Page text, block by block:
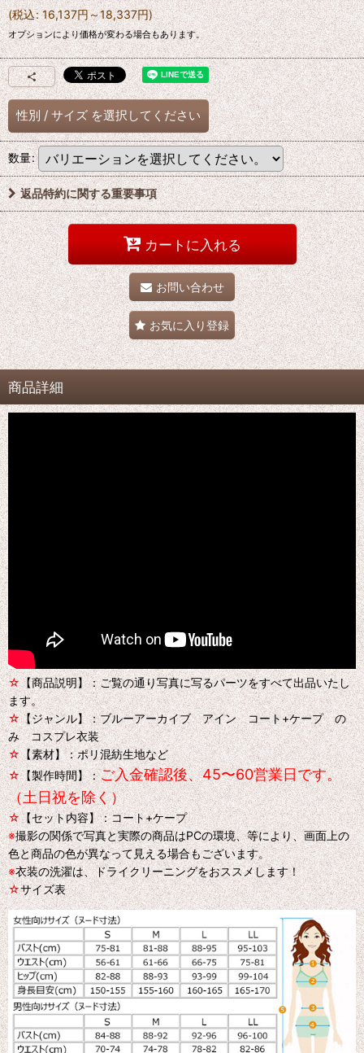
(税込: 16,137円～18,337円)
オプションにより価格が変わる場合もあります。
性別 / サイズ を選択してください
数量:
返品特約に関する重要事項
カートに入れる
お問い合わせ
お気に入り登録
商品詳細
☆【商品説明】：ご覧の通り写真に写るパーツをすべて出品いたし
ます。
☆【ジャンル】：ブルーアーカイブ アイン コート+ケープ の
み コスプレ衣装
☆【素材】：ポリ混紡生地など
☆【製作時間】：ご入金確認後、45〜60営業日です。
（土日祝を除く）
☆【セット内容】：コート+ケープ
※撮影の関係で写真と実際の商品はPCの環境、等により、画面上の
色と商品の色が異なって見える場合もございます。
※衣装の洗濯は、ドライクリーニングをおススメします！
☆サイズ表